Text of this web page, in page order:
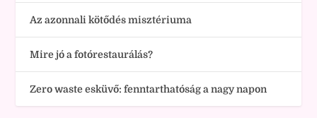
Az azonnali kötődés misztériuma
Mire jó a fotórestaurálás?
Zero waste esküvő: fenntarthatóság a nagy napon